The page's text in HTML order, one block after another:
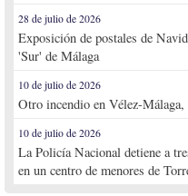
28 de julio de 2026
Exposición de postales de
'Sur' de Málaga
10 de julio de 2026
Otro incendio en Vélez-
10 de julio de 2026
La Policía Nacional detiene a
en un centro de menores de